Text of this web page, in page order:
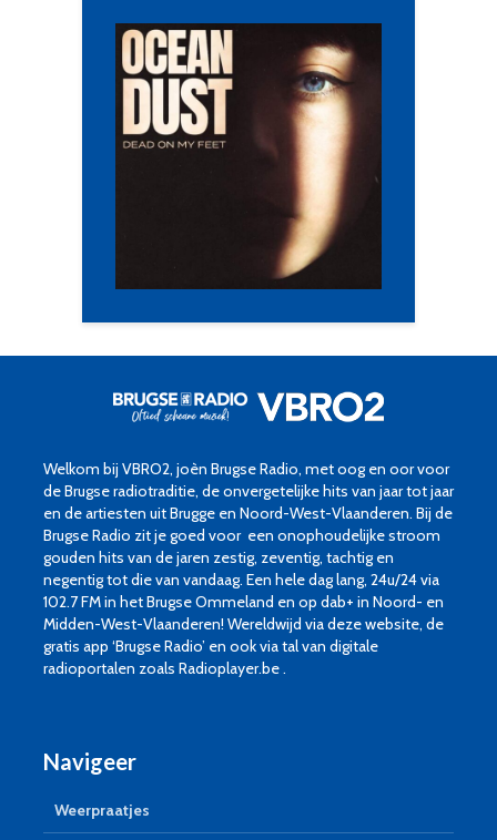
Welkom bij VBRO2, joèn Brugse Radio, met oog en oor voor
de Brugse radiotraditie, de onvergetelijke hits van jaar tot jaar
en de artiesten uit Brugge en Noord-West-Vlaanderen. Bij de
Brugse Radio zit je goed voor een onophoudelijke stroom
gouden hits van de jaren zestig, zeventig, tachtig en
negentig tot die van vandaag. Een hele dag lang, 24u/24 via
102.7 FM in het Brugse Ommeland en op dab+ in Noord- en
Midden-West-Vlaanderen! Wereldwijd via deze website, de
gratis app ‘Brugse Radio’ en ook via tal van digitale
radioportalen zoals Radioplayer.be .
Navigeer
Weerpraatjes